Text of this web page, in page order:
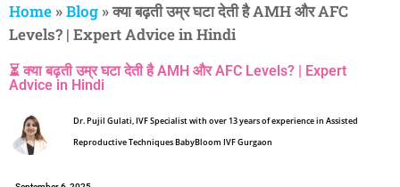
Home »Blog »क्या बढ़ती उम्र घटा देती है AMH और AFC
Levels? | Expert Advice in Hindi
⏳ क्या बढ़ती उम्र घटा देती है AMH और AFC Levels? | Expert
Advice in Hindi
Dr. Pujil Gulati, IVF Specialist with over 13 years of experience in Assisted
Reproductive Techniques BabyBloom IVF Gurgaon